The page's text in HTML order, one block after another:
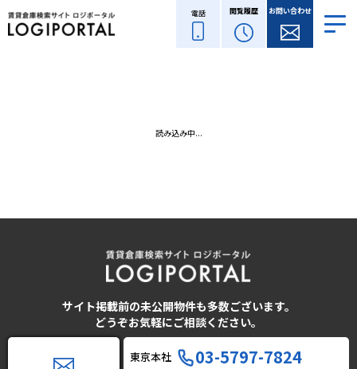
電話 閲覧履歴 お問い合わせ
読み込み中...
サイト掲載前の未公開物件も多数ございます。
どうぞお気軽にご相談ください。
東京本社 03-5797-7824